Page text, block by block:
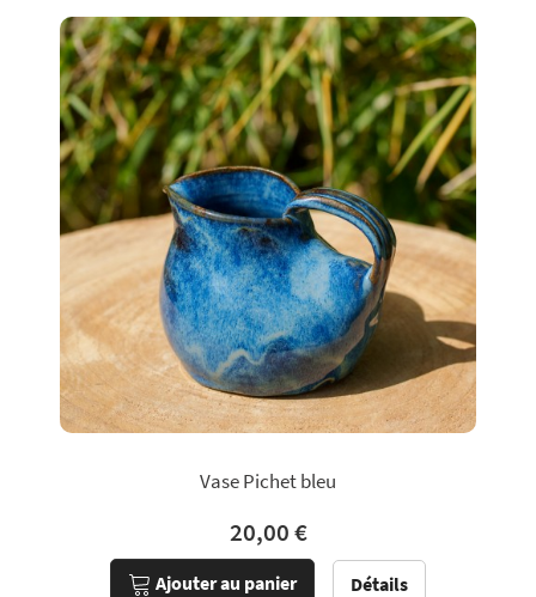
Vase Pichet bleu
20,00 €
Ajouter au panier Détails